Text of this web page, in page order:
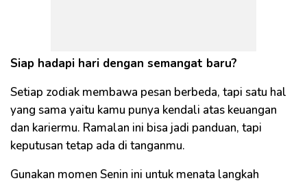
Siap hadapi hari dengan semangat baru?
Setiap zodiak membawa pesan berbeda, tapi satu hal
yang sama yaitu kamu punya kendali atas keuangan
dan kariermu. Ramalan ini bisa jadi panduan, tapi
keputusan tetap ada di tanganmu.
Gunakan momen Senin ini untuk menata langkah